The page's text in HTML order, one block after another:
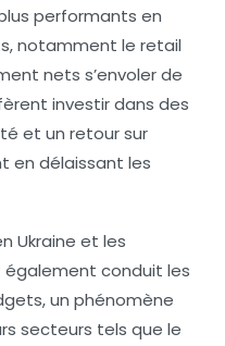
performants en
notamment le retail
nets s’envoler de
investir dans des
et un retour sur
en délaissant les
Ukraine et les
conduit les
un phénomène
secteurs tels que le